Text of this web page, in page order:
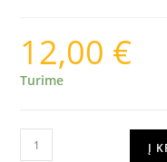
12,00 €
Turime
Į